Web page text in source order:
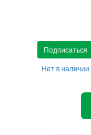
Подписаться
Нет в наличии